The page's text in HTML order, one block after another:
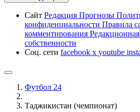
Сайт Редакция Прогнозы
конфиденциальности Правила
комментирования
собственности
Соц. сети facebook x youtube
Футбол 24
Таджикистан (чемпионат)